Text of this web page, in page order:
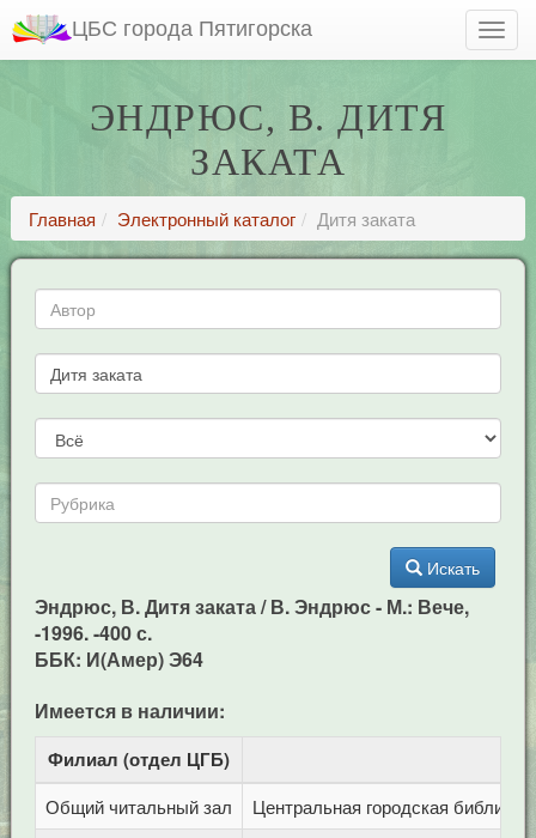
ЦБС города Пятигорска
ЭНДРЮС, В. ДИТЯ
ЗАКАТА
Главная Электронный каталог Дитя заката
Искать
Эндрюс, В. Дитя заката / В. Эндрюс - М.: Вече,
-1996. -400 с.
ББК: И(Амер) Э64
Имеется в наличии:
Филиал (отдел ЦГБ)
Общий читальный зал
Центральная городская